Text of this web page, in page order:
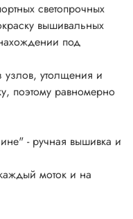
светопрочных
вышивальных
под
утолщения и
поэтому равномерно
- ручная вышивка и
моток и на